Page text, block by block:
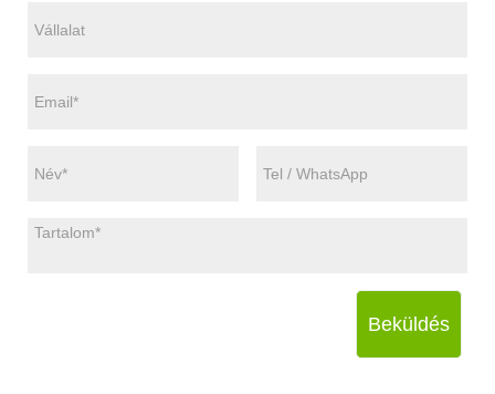
Beküldés